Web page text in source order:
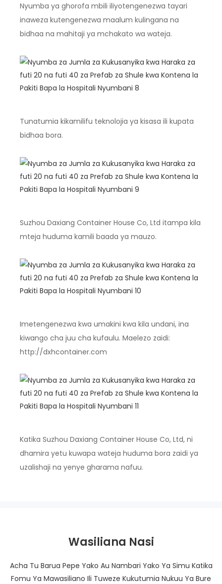
Nyumba ya ghorofa mbili iliyotengenezwa tayari
inaweza kutengenezwa maalum kulingana na
bidhaa na mahitaji ya mchakato wa wateja.
Tunatumia kikamilifu teknolojia ya kisasa ili kupata
bidhaa bora.
Suzhou Daxiang Container House Co, Ltd itampa kila
mteja huduma kamili baada ya mauzo.
Imetengenezwa kwa umakini kwa kila undani, ina
kiwango cha juu cha kufaulu. Maelezo zaidi:
http://dxhcontainer.com
Katika Suzhou Daxiang Container House Co, Ltd, ni
dhamira yetu kuwapa wateja huduma bora zaidi ya
uzalishaji na yenye gharama nafuu.
Wasiliana Nasi
Acha Tu Barua Pepe Yako Au Nambari Yako Ya Simu Katika
Fomu Ya Mawasiliano Ili Tuweze Kukutumia Nukuu Ya Bure